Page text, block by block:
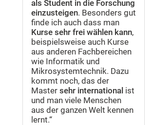
als Student in die Forschung
einzusteigen. Besonders gut
finde ich auch dass man
Kurse sehr frei wählen kann,
beispielsweise auch Kurse
aus anderen Fachbereichen
wie Informatik und
Mikrosystemtechnik. Dazu
kommt noch, das der
Mastersehr international ist
und man viele Menschen
aus der ganzen Welt kennen
lernt.“